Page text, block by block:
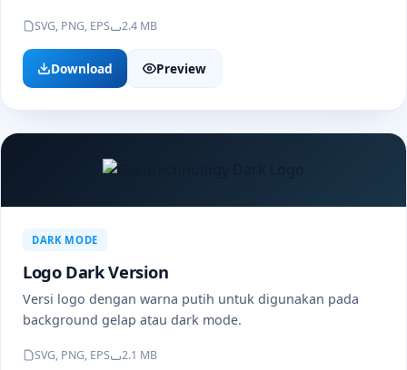
SVG, PNG, EPS 2.4 MB
Download Preview
DARK MODE
Logo Dark Version
Versi logo dengan warna putih untuk digunakan pada
background gelap atau dark mode.
SVG, PNG, EPS 2.1 MB